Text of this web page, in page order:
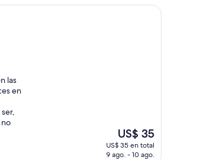
de
las
en
El
precio
actual
US$ 35
US$ 35 en total
9 ago. - 10 ago.